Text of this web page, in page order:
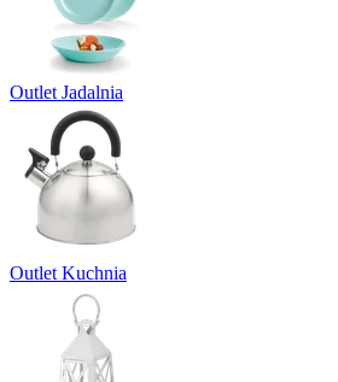
Outlet Jadalnia
Outlet Kuchnia